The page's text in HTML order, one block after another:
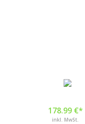
178.99 €*
inkl. MwSt.